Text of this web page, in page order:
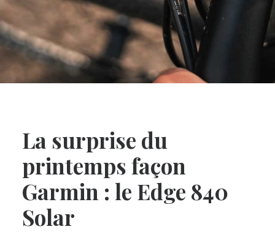
La surprise du
printemps façon
Garmin : le Edge 840
Solar